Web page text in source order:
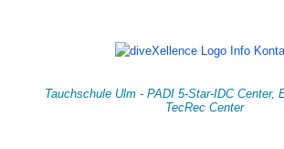
Tauchschule Ulm - PADI 5-Star-IDC Center,
TecRec Center